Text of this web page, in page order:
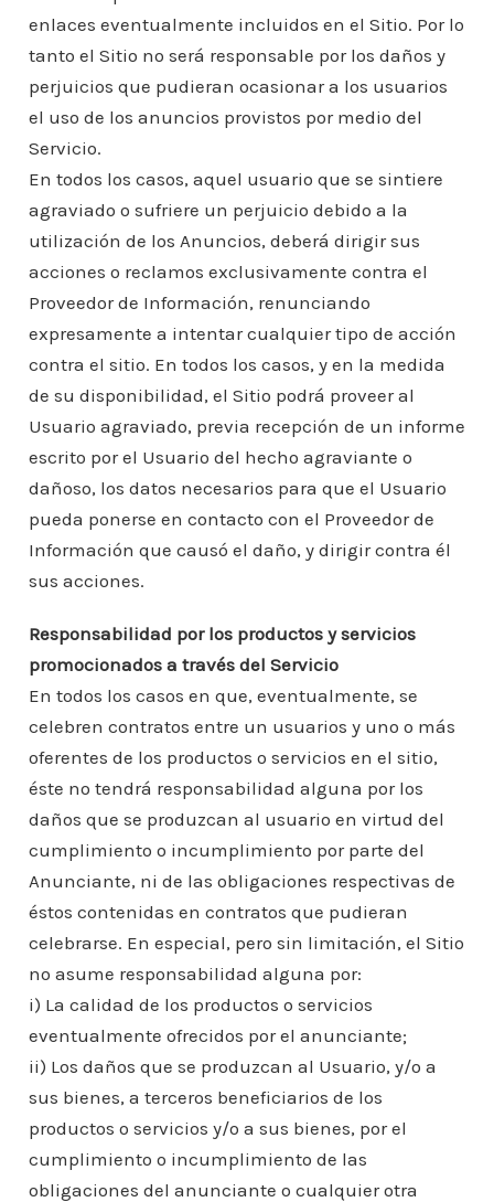
enlaces eventualmente incluidos en el Sitio. Por lo
tanto el Sitio no será responsable por los daños y
perjuicios que pudieran ocasionar a los usuarios
el uso de los anuncios provistos por medio del
Servicio.
En todos los casos, aquel usuario que se sintiere
agraviado o sufriere un perjuicio debido a la
utilización de los Anuncios, deberá dirigir sus
acciones o reclamos exclusivamente contra el
Proveedor de Información, renunciando
expresamente a intentar cualquier tipo de acción
contra el sitio. En todos los casos, y en la medida
de su disponibilidad, el Sitio podrá proveer al
Usuario agraviado, previa recepción de un informe
escrito por el Usuario del hecho agraviante o
dañoso, los datos necesarios para que el Usuario
pueda ponerse en contacto con el Proveedor de
Información que causó el daño, y dirigir contra él
sus acciones.
Responsabilidad por los productos y servicios
promocionados a través del Servicio
En todos los casos en que, eventualmente, se
celebren contratos entre un usuarios y uno o más
oferentes de los productos o servicios en el sitio,
éste no tendrá responsabilidad alguna por los
daños que se produzcan al usuario en virtud del
cumplimiento o incumplimiento por parte del
Anunciante, ni de las obligaciones respectivas de
éstos contenidas en contratos que pudieran
celebrarse. En especial, pero sin limitación, el Sitio
no asume responsabilidad alguna por:
i) La calidad de los productos o servicios
eventualmente ofrecidos por el anunciante;
ii) Los daños que se produzcan al Usuario, y/o a
sus bienes, a terceros beneficiarios de los
productos o servicios y/o a sus bienes, por el
cumplimiento o incumplimiento de las
obligaciones del anunciante o cualquier otra